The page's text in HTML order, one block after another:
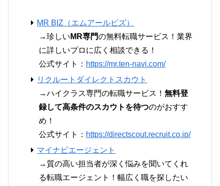
MR BIZ（エムアールビズ）
→珍しい MR専門の無料転職サービス！業界
に詳しいプロに広く相談できる！
公式サイト： https://mr.ten-navi.com/
リクルートダイレクトスカウト
→ハイクラス専門の転職サービス！ 無料登
録して高条件のスカウトを待つのがおすす
め！
公式サイト： https://directscout.recruit.co.jp/
マイナビエージェント
→質の高い担当者が深く悩みを聞いてくれ
る転職エージェント！幅広く職を探したい